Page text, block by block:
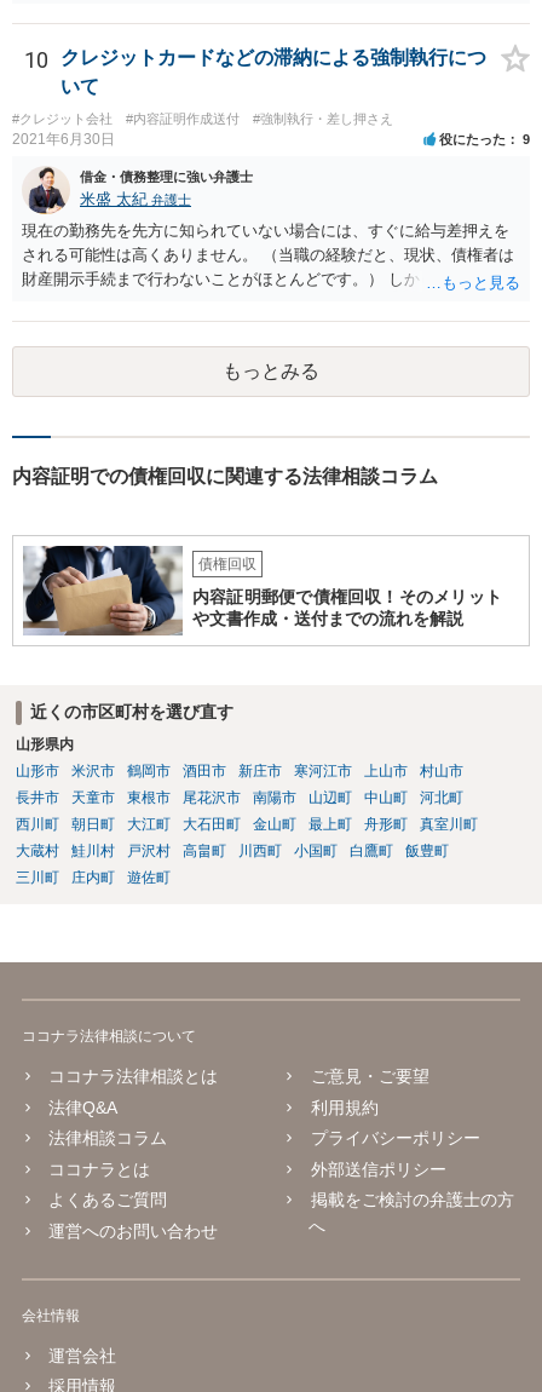
が難しくなります。 お早めに相続人に請求していくか、それが難しい
場合は、弁護士に相談されるのがよろしいかと思います。
10
クレジットカードなどの滞納による強制執行につ
いて
#クレジット会社 #内容証明作成送付 #強制執行・差し押さえ
2021年6月30日 役にたった 9
借金・債務整理に強い弁護士
米盛 太紀 弁護士
現在の勤務先を先方に知られていない場合には、すぐに給与差押えを
される可能性は高くありません。 （当職の経験だと、現状、債権者は
財産開示手続まで行わないことがほとんどです。） しかしながら、一
況です。 そのため、分割払いが困難ということであれば破産や個人再
生も検討した方が良いと思います。 もっとも、無視をし続けたとして
も、刑事罰に問われることはありませんので、その点はご安心くださ
い。 どのような手続きを行うかは、相談者様の現在の生活状況等によ
もっとみる
内容証明での債権回収に関連する法律相談コラム
債権回収
内容証明郵便で債権回収！そのメリット
や文書作成・送付までの流れを解説
近くの市区町村を選び直す
山形県内
山形市
米沢市 鶴岡市 酒田市 新庄市 寒河江市 上山市
村山市
長井市
天童市 東根市 尾花沢市 南陽市 山辺町 中山町
河北町
西川町
朝日町 大江町 大石田町 金山町 最上町 舟形町
真室川町
大蔵村
鮭川村 戸沢村 高畠町 川西町 小国町 白鷹町
飯豊町
三川町
庄内町 遊佐町
ココナラ法律相談について
ココナラ法律相談とは
法律Q&A
法律相談コラム
ココナラとは
よくあるご質問
運営へのお問い合わせ
ご意見・ご要望
利用規約
プライバシーポリシー
外部送信ポリシー
掲載をご検討の弁護士の方
へ
会社情報
運営会社
採用情報